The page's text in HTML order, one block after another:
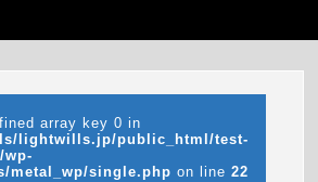
array key 0 in
lightwills.jp/public_html/test-
wp-
metal_wp/single.php on line 22